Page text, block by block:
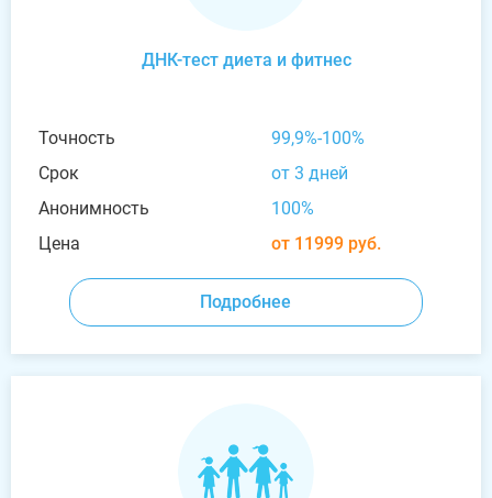
ДНК-тест диета и фитнес
Точность
99,9%-100%
Срок
от 3 дней
Анонимность
100%
Цена
от 11999 руб.
Подробнее